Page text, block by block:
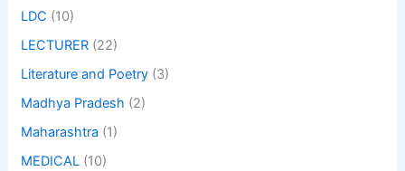
LDC (10)
LECTURER (22)
Literature and Poetry (3)
Madhya Pradesh (2)
Maharashtra (1)
MEDICAL (10)